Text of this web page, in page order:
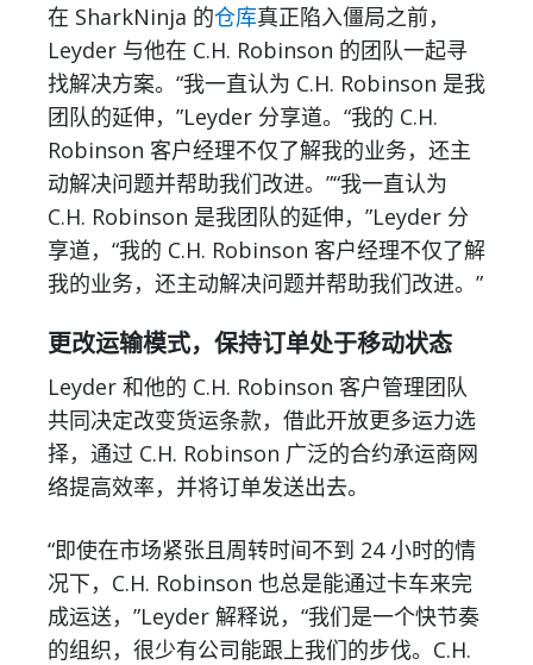
在 SharkNinja 的仓库真正陷入僵局之前，
Leyder 与他在 C.H. Robinson 的团队一起寻
找解决方案。“我一直认为 C.H. Robinson 是我
团队的延伸，”Leyder 分享道。“我的 C.H.
Robinson 客户经理不仅了解我的业务，还主
动解决问题并帮助我们改进。”“我一直认为
C.H. Robinson 是我团队的延伸，”Leyder 分
享道，“我的 C.H. Robinson 客户经理不仅了解
我的业务，还主动解决问题并帮助我们改进。”
更改运输模式，保持订单处于移动状态
Leyder 和他的 C.H. Robinson 客户管理团队
共同决定改变货运条款，借此开放更多运力选
择，通过 C.H. Robinson 广泛的合约承运商网
络提高效率，并将订单发送出去。
“即使在市场紧张且周转时间不到 24 小时的情
况下，C.H. Robinson 也总是能通过卡车来完
成运送，”Leyder 解释说，“我们是一个快节奏
的组织，很少有公司能跟上我们的步伐。C.H.